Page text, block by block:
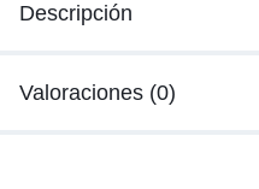
Descripción
Valoraciones (0)